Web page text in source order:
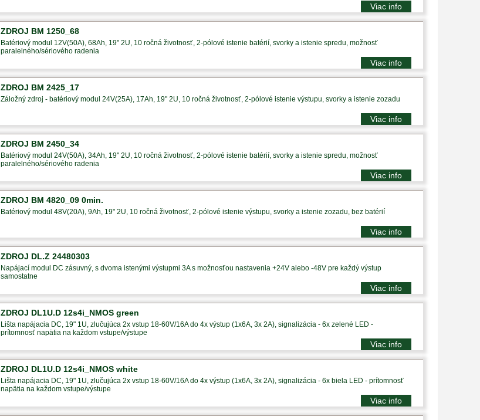
Viac info
ZDROJ BM 1250_68
Batériový modul 12V(50A), 68Ah, 19" 2U, 10 ročná životnosť, 2-pólové istenie batérií, svorky a istenie spredu, možnosť
paralelného/sériového radenia
Viac info
ZDROJ BM 2425_17
Záložný zdroj - batériový modul 24V(25A), 17Ah, 19" 2U, 10 ročná životnosť, 2-pólové istenie výstupu, svorky a istenie zozadu
Viac info
ZDROJ BM 2450_34
Batériový modul 24V(50A), 34Ah, 19" 2U, 10 ročná životnosť, 2-pólové istenie batérií, svorky a istenie spredu, možnosť
paralelného/sériového radenia
Viac info
ZDROJ BM 4820_09 0min.
Batériový modul 48V(20A), 9Ah, 19" 2U, 10 ročná životnosť, 2-pólové istenie výstupu, svorky a istenie zozadu, bez batérií
Viac info
ZDROJ DL.Z 24480303
Napájací modul DC zásuvný, s dvoma istenými výstupmi 3A s možnosťou nastavenia +24V alebo -48V pre každý výstup
samostatne
Viac info
ZDROJ DL1U.D 12s4i_NMOS green
Lišta napájacia DC, 19" 1U, zlučujúca 2x vstup 18-60V/16A do 4x výstup (1x6A, 3x 2A), signalizácia - 6x zelené LED -
prítomnosť napätia na každom vstupe/výstupe
Viac info
ZDROJ DL1U.D 12s4i_NMOS white
Lišta napájacia DC, 19" 1U, zlučujúca 2x vstup 18-60V/16A do 4x výstup (1x6A, 3x 2A), signalizácia - 6x biela LED - prítomnosť
napätia na každom vstupe/výstupe
Viac info